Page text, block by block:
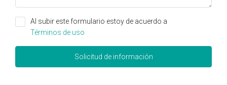
Al subir este formulario estoy de acuerdo a
Términos de uso
Solicitud de información